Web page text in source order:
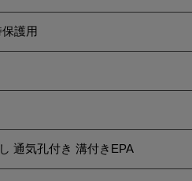
護用
通気孔付き 溝付きEPA